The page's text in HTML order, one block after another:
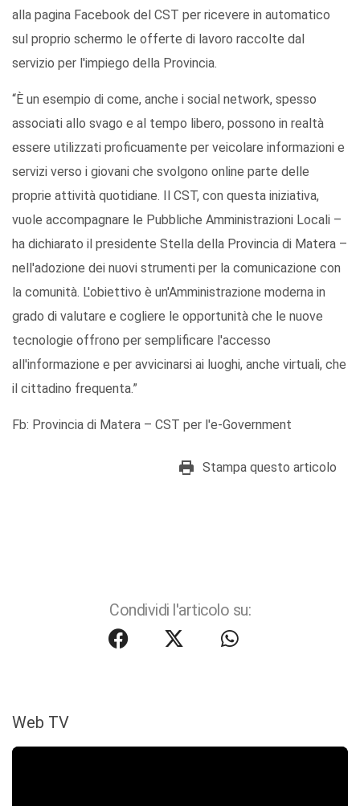
alla pagina Facebook del CST per ricevere in automatico
sul proprio schermo le offerte di lavoro raccolte dal
servizio per l'impiego della Provincia.
“È un esempio di come, anche i social network, spesso
associati allo svago e al tempo libero, possono in realtà
essere utilizzati proficuamente per veicolare informazioni e
servizi verso i giovani che svolgono online parte delle
proprie attività quotidiane. Il CST, con questa iniziativa,
vuole accompagnare le Pubbliche Amministrazioni Locali –
ha dichiarato il presidente Stella della Provincia di Matera –
nell'adozione dei nuovi strumenti per la comunicazione con
la comunità. L'obiettivo è un'Amministrazione moderna in
grado di valutare e cogliere le opportunità che le nuove
tecnologie offrono per semplificare l'accesso
all'informazione e per avvicinarsi ai luoghi, anche virtuali, che
il cittadino frequenta.”
Fb: Provincia di Matera – CST per l'e-Government
Stampa questo articolo
Condividi l'articolo su:
Web TV